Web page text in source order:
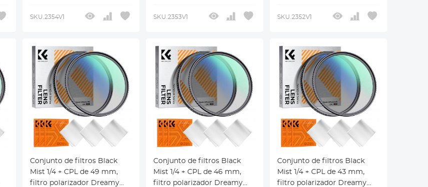
multicamadas, série Nano-
SKU.2354V1
multicamadas, série Nano-
SKU.2353V1
multicamadas, série Nano-
SKU.2352V1
Conjunto de filtros Black
Mist 1/4 + CPL de 49 mm,
filtro polarizador Dreamy
Conjunto de filtros Black
Mist 1/4 + CPL de 46 mm,
filtro polarizador Dreamy
Conjunto de filtros Black
Mist 1/4 + CPL de 43 mm,
filtro polarizador Dreamy